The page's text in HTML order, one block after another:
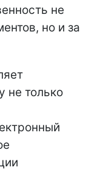
не
но и за
не только